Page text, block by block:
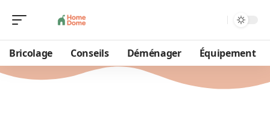
Bricolage Conseils Déménager Équipement